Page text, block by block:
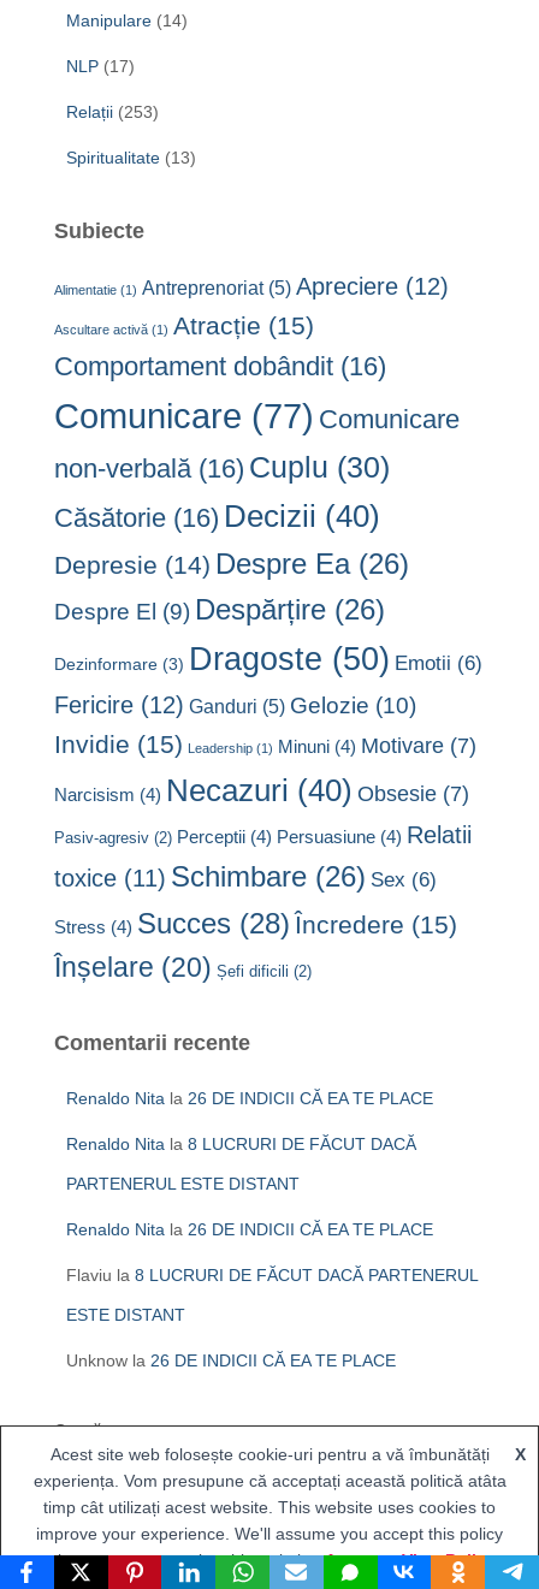
Manipulare (14)
NLP (17)
Relații (253)
Spiritualitate (13)
Subiecte
Alimentatie (1) Antreprenoriat(5) Apreciere (12)
Ascultare activă (1) Atracție (15)
Comportament dobândit (16)
Comunicare (77) Comunicare
non-verbală (16) Cuplu (30)
Căsătorie (16) Decizii (40)
Depresie (14) Despre Ea(26)
Despre El (9) Despărțire (26)
Dezinformare (3) Dragoste (50) Emotii (6)
Fericire (12) Ganduri (5) Gelozie (10)
Invidie (15) Leadership (1) Minuni (4) Motivare (7)
Narcisism (4) Necazuri (40) Obsesie (7)
Pasiv-agresiv (2) Perceptii (4) Persuasiune (4) Relatii
toxice (11) Schimbare (26) Sex (6)
Stress (4) Succes (28) Încredere (15)
Înșelare (20) Șefi dificili (2)
Comentarii recente
Renaldo Nita la 26 DE INDICII CĂ EA TE PLACE
Renaldo Nita la 8 LUCRURI DE FĂCUT DACĂ
PARTENERUL ESTE DISTANT
Renaldo Nita la 26 DE INDICII CĂ EA TE PLACE
Flaviu la 8 LUCRURI DE FĂCUT DACĂ PARTENERUL
ESTE DISTANT
Unknow la 26 DE INDICII CĂ EA TE PLACE
Caută
CAUTĂ
Articole recente
Acest site web folosește cookie-uri pentru a vă îmbunătăți
experiența. Vom presupune că acceptați această politică atâta
timp cât utilizați acest website. This website uses cookies to
improve your experience. We'll assume you accept this policy
as long as you are using this website
X
Accept View Policy